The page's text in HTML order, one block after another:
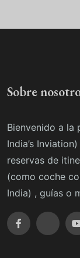
Sobre
Bienvenido a la
India’s
reservas de
(como coche
India) , guías o